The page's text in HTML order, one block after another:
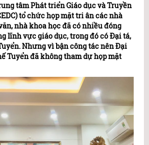
tâm Phát triển Giáo dục và Truyền
tổ chức họp mặt tri ân các nhà
nhà khoa học đã có nhiều đóng
lĩnh vực giáo dục, trong đó có Đại tá,
Nhưng vì bận công tác nên Đại
Tuyển đã không tham dự họp mặt